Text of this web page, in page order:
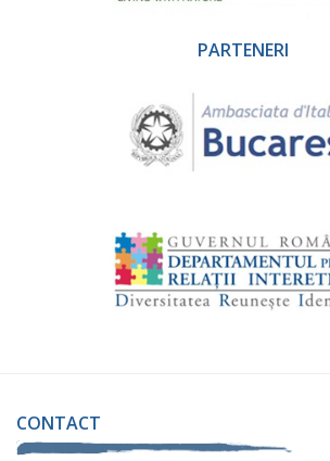
PARTENERI
CONTACT